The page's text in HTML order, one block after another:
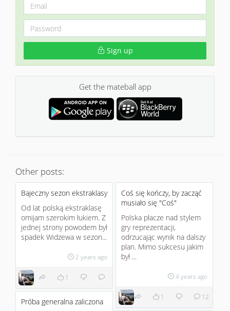
Sign up
Get the mateball app
Other posts:
Bajeczny sezon ekstraklasy
Od lat polską ekstraklasę
omijam szerokim łukiem. Z
jednej strony powodem był
spadek Widzewa w sezon...
2 years ago
1
Coś się kończy, by zacząć
musiało się "Coś"
Polska płacze nad stylem
gry reprezentacji,
odrzucając wynik na dalszy
plan. Mimo sukcesu jakim
był ...
4 years ago
1 12
Próba generalna zaliczona